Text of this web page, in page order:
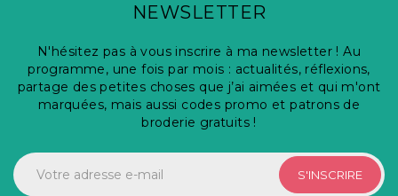
NEWSLETTER
N'hésitez pas à vous inscrire à ma newsletter ! Au
programme, une fois par mois : actualités, réflexions,
partage des petites choses que j’ai aimées et qui m'ont
marquées, mais aussi codes promo et patrons de
broderie gratuits !
S'INSCRIRE